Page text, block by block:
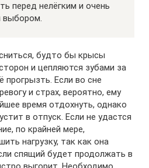
перед нелёгким и очень
выбором.
будто бы крысы
и цепляются зубами за
прогрызть. Если во сне
и страх, вероятно, ему
время отдохнуть, однако
в отпуск. Если не удастся
по крайней мере,
нагрузку, так как она
спящий будет продолжать в